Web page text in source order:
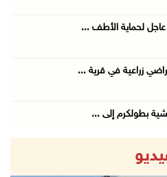
عاجل لحماية الأطف ...
زراعية في قرية ...
بطولكرم إلى ...
سكان بعض المناز ...